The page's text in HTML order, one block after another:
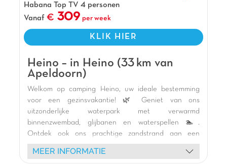
glijbanen waaronder de Spacebowl, zijn jullie hier
niet meer weg te slaan! Relax daarna in het
zwembad en je dag bij Capfun Erkemederstrand
Pluspunten
3 km lang zandstrand
Aan het langste strand van Flevoland
Op 20 min van het Dolfinarium
Habana Top TV 4 personen
Vanaf
309 per week
KLIK HIER
Heino – in Heino (33 km van
Apeldoorn)
Welkom op camping Heino, uw ideale bestemming
voor een gezinsvakantie! 🌿 Geniet van ons
uitzonderlijke waterpark met verwarmd
binnenzwembad, glijbanen en waterspellen 🏊.
Ontdek ook ons prachtige zandstrand aan een
natuurlijke zwemvijver, perfect om af te koelen en
plezier te hebben 🏖️. Kinderen zullen dol zijn op onze
MEER INFORMATIE